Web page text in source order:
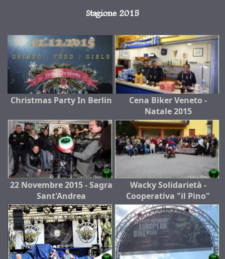
Stagione 2015
Christmas Party In Berlin
Cena Biker Veneto -
Natale 2015
22 Novembre 2015 - Sagra
Sant'Andrea
Wacky Solidarietà -
Cooperativa "il Pino"